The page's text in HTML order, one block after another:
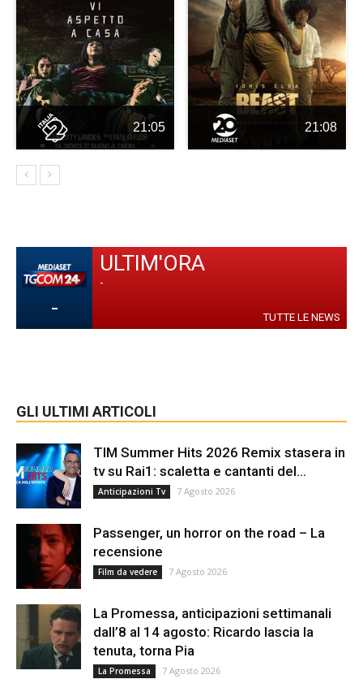
21:05 21:08
-
ULTIM'ORA
-
TUTTE LE NEWS
GLI ULTIMI ARTICOLI
TIM Summer Hits 2026 Remix stasera in
tv su Rai1: scaletta e cantanti del...
Anticipazioni Tv 7 Agosto 2026
Passenger, un horror on the road – La
recensione
Film da vedere 7 Agosto 2026
La Promessa, anticipazioni settimanali
dall’8 al 14 agosto: Ricardo lascia la
tenuta, torna Pia
La Promessa 7 Agosto 2026